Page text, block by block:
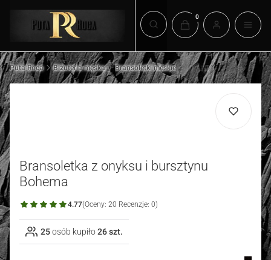
Otwórz wyszukiwarkę
Produkty w koszyku:
Puta Roca Biżuteria męska Bransoletki męskie
Bransoletka z onyksu i bursztynu
Bohema
4.77(Oceny: 20 Recenzje: 0)
25osób kupiło26 szt.